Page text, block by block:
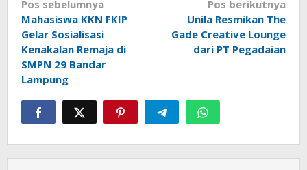
Navigasi
pos
Pos sebelumnya
Mahasiswa KKN FKIP
Gelar Sosialisasi
Kenakalan Remaja di
SMPN 29 Bandar
Lampung
Pos berikutnya
Unila Resmikan The
Gade Creative Lounge
dari PT Pegadaian